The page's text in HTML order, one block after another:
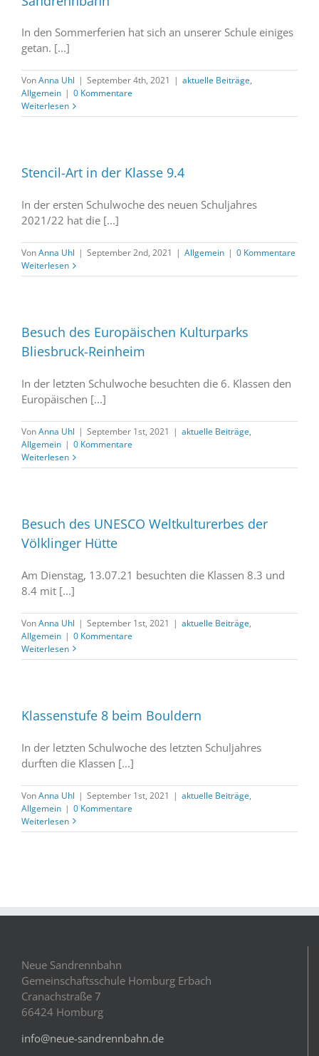
In den Sommerferien hat sich an unserer Schule einiges
getan. [...]
VonAnna Uhl | September 4th, 2021 | aktuelle Beiträge,
Allgemein | 0 Kommentare
Weiterlesen
Stencil-Art in der Klasse 9.4
In der ersten Schulwoche des neuen Schuljahres
2021/22 hat die [...]
VonAnna Uhl | September 2nd, 2021 | Allgemein | 0 Kommentare
Weiterlesen
Besuch des Europäischen Kulturparks
Bliesbruck-Reinheim
In der letzten Schulwoche besuchten die 6. Klassen den
Europäischen [...]
VonAnna Uhl | September 1st, 2021 | aktuelle Beiträge,
Allgemein | 0 Kommentare
Weiterlesen
Besuch des UNESCO Weltkulturerbes der
Völklinger Hütte
Am Dienstag, 13.07.21 besuchten die Klassen 8.3 und
8.4 mit [...]
VonAnna Uhl | September 1st, 2021 | aktuelle Beiträge,
Allgemein | 0 Kommentare
Weiterlesen
Klassenstufe 8 beim Bouldern
In der letzten Schulwoche des letzten Schuljahres
durften die Klassen [...]
VonAnna Uhl | September 1st, 2021 | aktuelle Beiträge,
Allgemein | 0 Kommentare
Weiterlesen
Neue Sandrennbahn
Gemeinschaftsschule Homburg Erbach
Cranachstraße 7
66424 Homburg
info@neue-sandrennbahn.de